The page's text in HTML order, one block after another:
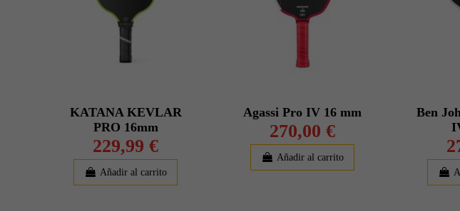
KATANA KEVLAR
PRO 16mm
229,99 €
Añadir al carrito
Agassi Pro IV 16 mm
270,00 €
Añadir al carrito
Ben